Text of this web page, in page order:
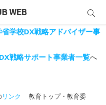
WEB
学校DX戦略アドバイザー事
戦略サポート事業者一覧へ
リンク
教育トップ・教育委